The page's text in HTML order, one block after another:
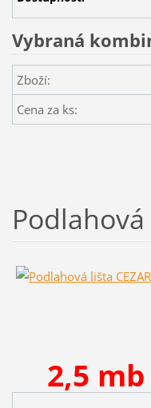
Vybraná
Zboží:
Cena za ks:
Podlahová
2,5